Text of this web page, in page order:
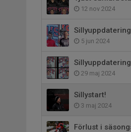
12 nov 2024
5 jun 2024
Sillyuppdatering
29 maj 2024
Sillystart!
3 maj 2024
Förlust i